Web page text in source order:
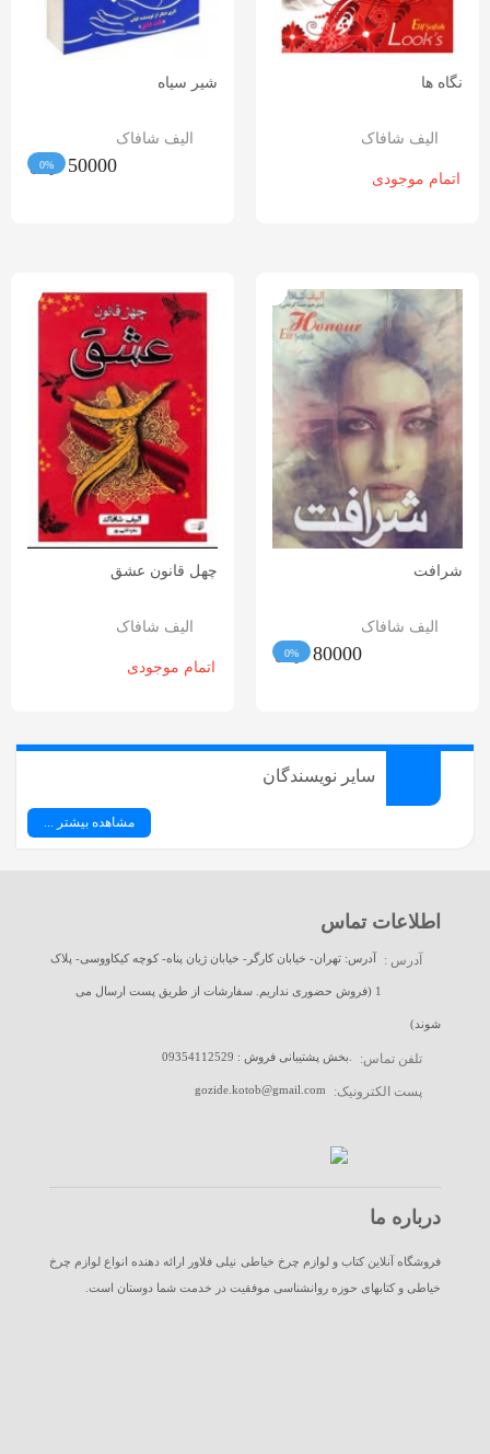
نگاه ها
الیف شافاک
اتمام موجودی
شیر سیاه
الیف شافاک
50000 تومان
شرافت
الیف شافاک
80000 تومان
چهل قانون عشق
الیف شافاک
اتمام موجودی
سایر نویسندگان
مشاهده بیشتر ...
اطلاعات تماس
آدرس : آدرس: تهران- خیابان کارگر- خیابان ژیان پناه- کوچه کیکاووسی- پلاک
1 (فروش حضوری نداریم. سفارشات از طریق پست ارسال می
شوند)
تلفن تماس:
پست الکترونیک: gozide.kotob@gmail.com
درباره ما
فروشگاه آنلاین کتاب و لوازم چرخ خیاطی نیلی فلاور ارائه دهنده انواع لوازم چرخ
خیاطی و کتابهای حوزه روانشناسی موفقیت در خدمت شما دوستان است.